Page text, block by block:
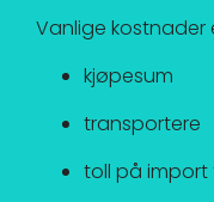
Vanlige kostnader
kjøpesum
transportere
toll på import